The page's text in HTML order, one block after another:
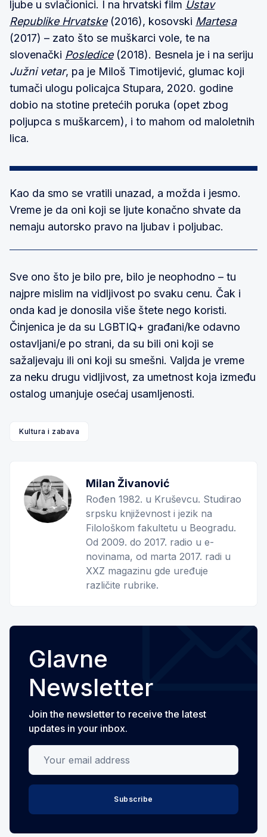
ljube u svlačionici. I na hrvatski film Ustav
Republike Hrvatske(2016), kosovski Martesa
(2017) – zato što se muškarci vole, te na
slovenački Posledice(2018). Besnela je i na seriju
Južni vetar, pa je Miloš Timotijević, glumac koji
tumači ulogu policajca Stupara, 2020. godine
dobio na stotine pretećih poruka (opet zbog
poljupca s muškarcem), i to mahom od maloletnih
lica.
Kao da smo se vratili unazad, a možda i jesmo.
Vreme je da oni koji se ljute konačno shvate da
nemaju autorsko pravo na ljubav i poljubac.
Sve ono što je bilo pre, bilo je neophodno – tu
najpre mislim na vidljivost po svaku cenu. Čak i
onda kad je donosila više štete nego koristi.
Činjenica je da su LGBTIQ+ građani/ke odavno
ostavljani/e po strani, da su bili oni koji se
sažaljevaju ili oni koji su smešni. Valjda je vreme
za neku drugu vidljivost, za umetnost koja između
ostalog umanjuje osećaj usamljenosti.
Kultura i zabava
Milan Živanović
Rođen 1982. u Kruševcu. Studirao
srpsku književnost i jezik na
Filološkom fakultetu u Beogradu.
Od 2009. do 2017. radio u e-
novinama, od marta 2017. radi u
XXZ magazinu gde uređuje
različite rubrike.
Glavne
Newsletter
Join the newsletter to receive the latest
updates in your inbox.
Your email address
Subscribe